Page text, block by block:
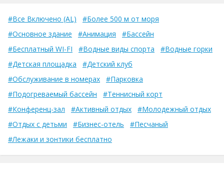
#Все Включено (AL)
#Более 500 м от моря
#Основное здание
#Анимация
#Бассейн
#Бесплатный WI-FI
#Водные виды спорта
#Водные горки
#Детская площадка
#Детский клуб
#Обслуживание в номерах
#Парковка
#Подогреваемый бассейн
#Теннисный корт
#Конференц-зал
#Активный отдых
#Молодежный отдых
#Отдых с детьми
#Бизнес-отель
#Песчаный
#Лежаки и зонтики бесплатно